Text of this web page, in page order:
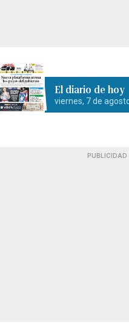
El diario de hoy
viernes, 7 de
PUBLICIDAD